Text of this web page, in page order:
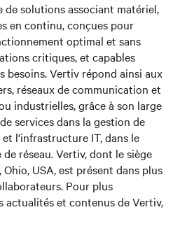
de solutions associant matériel,
en continu, conçues pour
optimal et sans
critiques, et capables
besoins. Vertiv répond ainsi aux
réseaux de communication et
industrielles, grâce à son large
services dans la gestion de
l'infrastructure IT, dans le
réseau. Vertiv, dont le siège
USA, est présent dans plus
Pour plus
actualités et contenus de Vertiv,